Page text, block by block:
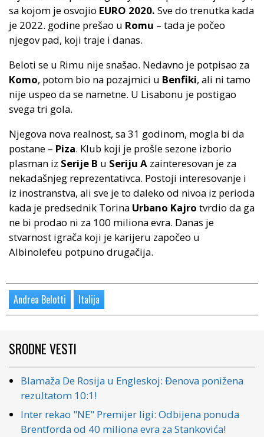
sa kojom je osvojio EURO 2020. Sve do trenutka kada
je 2022. godine prešao u Romu – tada je počeo
njegov pad, koji traje i danas.
Beloti se u Rimu nije snašao. Nedavno je potpisao za
Komo, potom bio na pozajmici u Benfiki, ali ni tamo
nije uspeo da se nametne. U Lisabonu je postigao
svega tri gola.
Njegova nova realnost, sa 31 godinom, mogla bi da
postane – Piza. Klub koji je prošle sezone izborio
plasman iz Serije B u Seriju A zainteresovan je za
nekadašnjeg reprezentativca. Postoji interesovanje i
iz inostranstva, ali sve je to daleko od nivoa iz perioda
kada je predsednik Torina Urbano Kajro tvrdio da ga
ne bi prodao ni za 100 miliona evra. Danas je
stvarnost igrača koji je karijeru započeo u
Albinolefeu potpuno drugačija.
Andrea Belotti Italija
SRODNE VESTI
Blamaža De Rosija u Engleskoj: Đenova ponižena
rezultatom 10:1!
Inter rekao "NE" Premijer ligi: Odbijena ponuda
Brentforda od 40 miliona evra za Stankovića!